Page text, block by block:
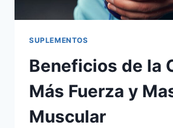
SUPLEMENTOS
Beneficios de la
Más Fuerza y
Muscular